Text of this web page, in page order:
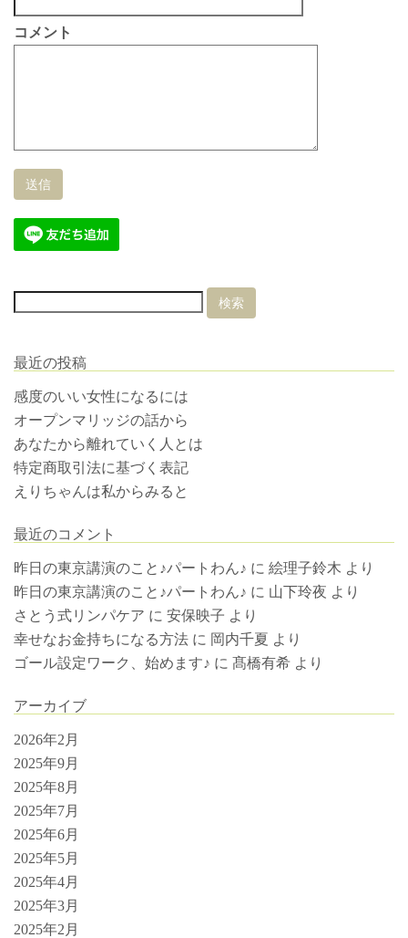
コメント
最近の投稿
感度のいい女性になるには
オープンマリッジの話から
あなたから離れていく人とは
特定商取引法に基づく表記
えりちゃんは私からみると
最近のコメント
昨日の東京講演のこと♪パートわん♪ に 絵理子鈴木 より
昨日の東京講演のこと♪パートわん♪ に 山下玲夜 より
さとう式リンパケア に 安保映子 より
幸せなお金持ちになる方法 に 岡内千夏 より
ゴール設定ワーク、始めます♪ に 髙橋有希 より
アーカイブ
2026年2月
2025年9月
2025年8月
2025年7月
2025年6月
2025年5月
2025年4月
2025年3月
2025年2月